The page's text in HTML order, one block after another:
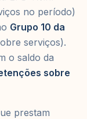
no período)
Grupo 10 da
serviços).
o saldo da
sobre
prestam